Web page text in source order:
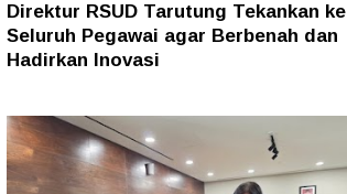
Direktur RSUD Tarutung Tekankan ke
Seluruh Pegawai agar Berbenah dan
Hadirkan Inovasi